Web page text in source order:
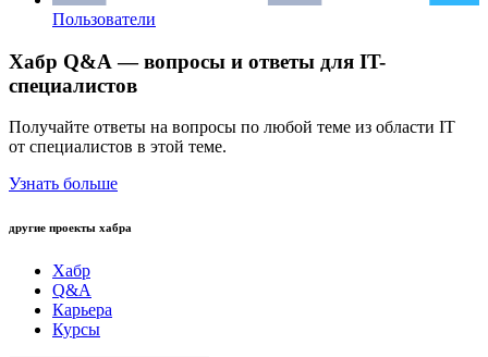
Пользователи
Хабр Q&A — вопросы и ответы для IT-
специалистов
Получайте ответы на вопросы по любой теме из области IT
от специалистов в этой теме.
Узнать больше
другие проекты хабра
Хабр
Q&A
Карьера
Курсы